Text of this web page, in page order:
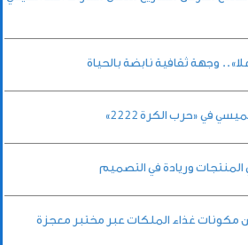
وجهة ثقافية نابضة بالحياة
في «حرب الكرة 2222»
وريادة في التصميم
مكونات غذاء الملكات عبر مختبر معجزة